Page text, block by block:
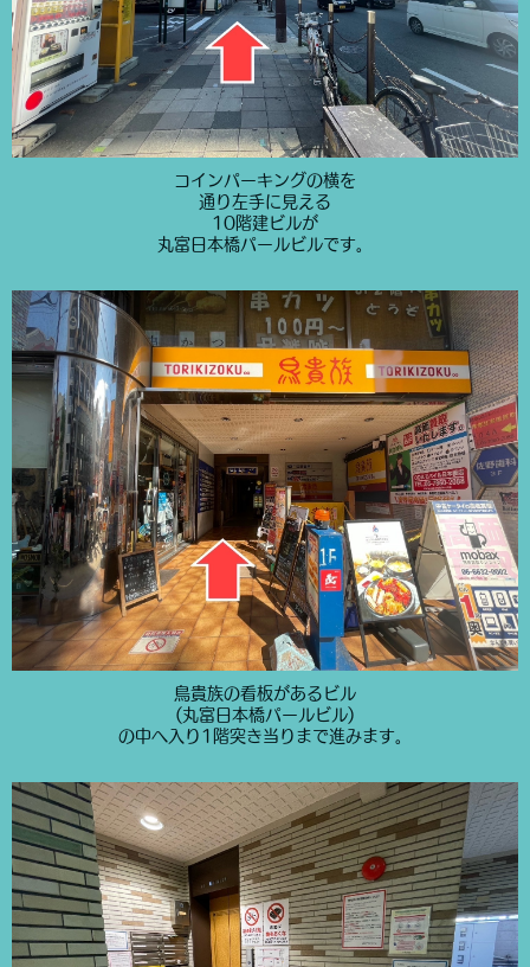
コインパーキングの横を
通り左手に見える
10階建ビルが
丸富日本橋パールビルです。
鳥貴族の看板があるビル
(丸富日本橋パールビル)
の中へ入り1階突き当りまで進みます。